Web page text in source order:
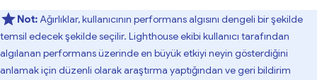
Not:Ağırlıklar, kullanıcının performans algısını dengeli bir şekilde
temsil edecek şekilde seçilir. Lighthouse ekibi kullanıcı tarafından
algılanan performans üzerinde en büyük etkiyi neyin gösterdiğini
anlamak için düzenli olarak araştırma yaptığından ve geri bildirim